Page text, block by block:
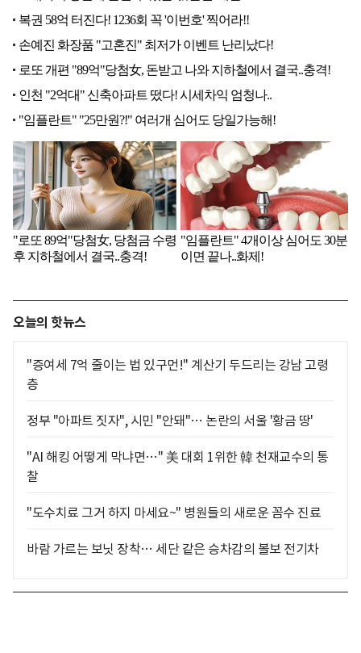
오늘의 핫뉴스
"증여세 7억 줄이는 법 있구먼!" 계산기 두드리는 강남 고령
층
정부 "아파트 짓자", 시민 "안돼"… 논란의 서울 '황금 땅'
"AI 해킹 어떻게 막냐면…" 美 대회 1위한 韓 천재교수의 통
찰
"도수치료 그거 하지 마세요~" 병원들의 새로운 꼼수 진료
바람 가르는 보닛 장착… 세단 같은 승차감의 볼보 전기차